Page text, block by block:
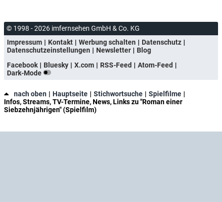
© 1998 - 2026 imfernsehen GmbH & Co. KG
Impressum
Kontakt Werbung schalten
Datenschutz
Datenschutzeinstellungen
Newsletter
Blog
Facebook
Bluesky X.com RSS-Feed
Atom-Feed
Dark-Mode
nach oben Hauptseite Stichwortsuche
Spielfilme
Infos, Streams, TV-Termine, News, Links zu "Roman einer
Siebzehnjährigen" (Spielfilm)